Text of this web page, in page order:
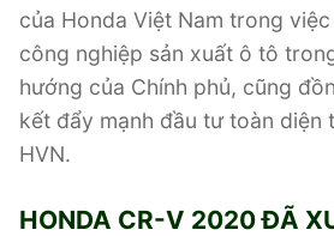
của Honda Việt Nam trong
công nghiệp sản xuất ô tô
hướng của Chính phủ, cũng
kết đẩy mạnh đầu tư toàn diện
HVN.
HONDA CR-V 2020 ĐÃ